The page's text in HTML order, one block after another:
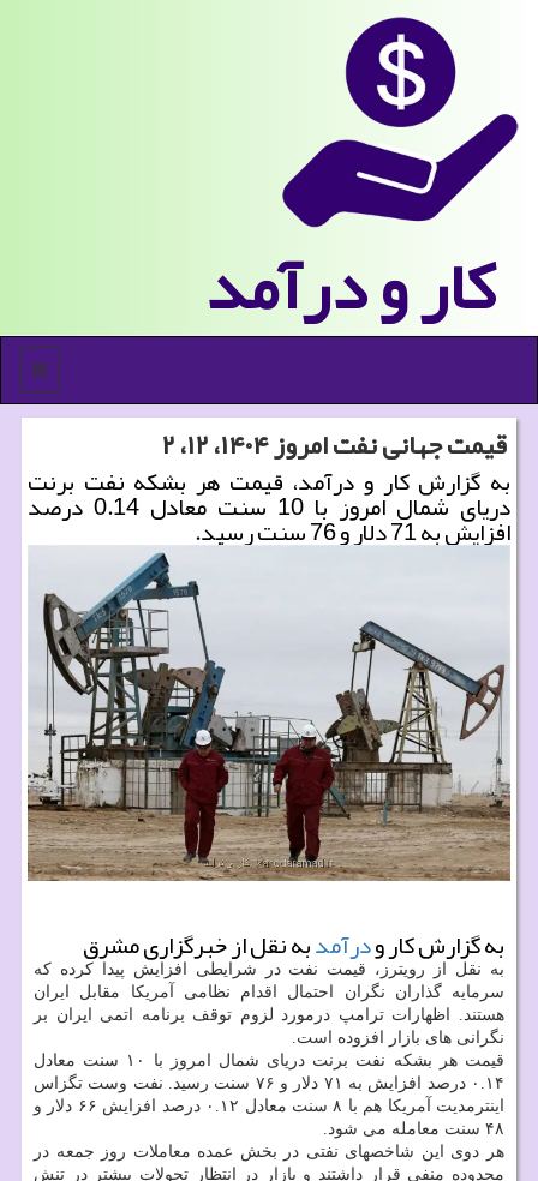
كار و درآمد
منو
قیمت جهانی نفت امروز ۱۴۰۴، ۱۲، ۲
به گزارش کار و درآمد، قیمت هر بشکه نفت برنت
دریای شمال امروز با 10 سنت معادل 0.14 درصد
افزایش به 71 دلار و 76 سنت رسید.
به گزارش کار ودرآمدبه نقل از خبرگزاری مشرق
به نقل از رویترز، قیمت نفت در شرایطی افزایش پیدا کرده که
سرمایه گذاران نگران احتمال اقدام نظامی آمریکا مقابل ایران
هستند. اظهارات ترامپ درمورد لزوم توقف برنامه اتمی ایران بر
نگرانی های بازار افزوده است.
قیمت هر بشکه نفت برنت دریای شمال امروز با ۱۰ سنت معادل
۰.۱۴ درصد افزایش به ۷۱ دلار و ۷۶ سنت رسید. نفت وست تگزاس
اینترمدیت آمریکا هم با ۸ سنت معادل ۰.۱۲ درصد افزایش ۶۶ دلار و
۴۸ سنت معامله می شود.
هر دوی این شاخصهای نفتی در بخش عمده معاملات روز جمعه در
محدوده منفی قرار داشتند و بازار در انتظار تحولات بیشتر در تنش